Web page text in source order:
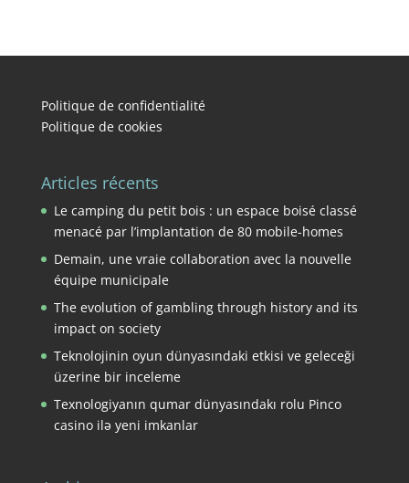
Politique de confidentialité
Politique de cookies
Articles récents
Le camping du petit bois : un espace boisé classé
menacé par l’implantation de 80 mobile-homes
Demain, une vraie collaboration avec la nouvelle
équipe municipale
The evolution of gambling through history and its
impact on society
Teknolojinin oyun dünyasındaki etkisi ve geleceği
üzerine bir inceleme
Texnologiyanın qumar dünyasındakı rolu Pinco
casino ilə yeni imkanlar